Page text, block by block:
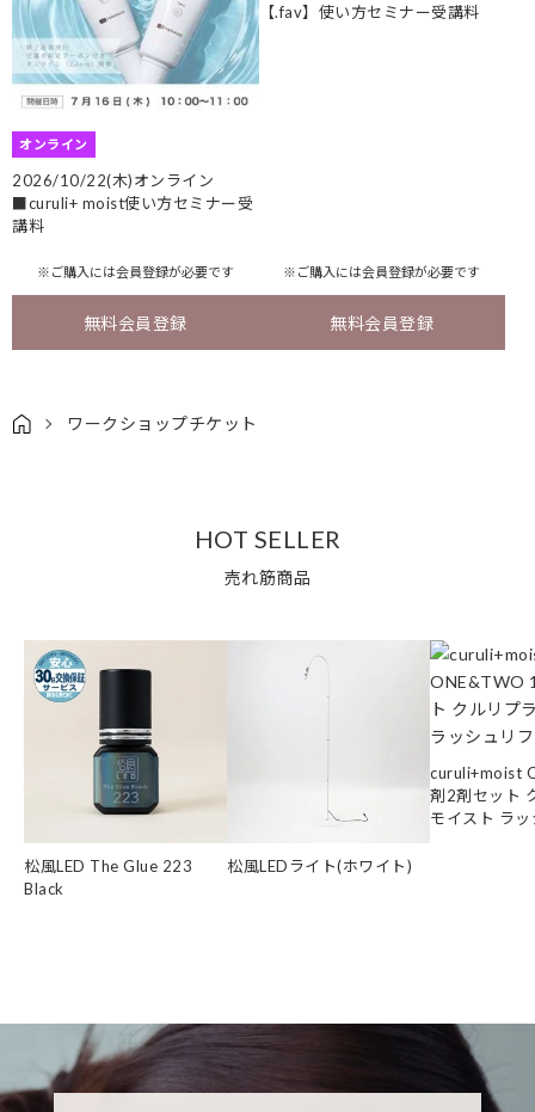
オンライン
2026/10/22(木)オンライン
■curuli+ moist使い方セミナー受
講料
※ご購入には会員登録が必要です
無料会員登録
【.fav】使い方セミナー受講料
※ご購入には会員登録が必要です
無料会員登録
ワークショップチケット
HOT SELLER
売れ筋商品
松風LED The Glue 223
Black
松風LEDライト(ホワイト)
curuli+moist
剤2剤セット
モイスト ラ